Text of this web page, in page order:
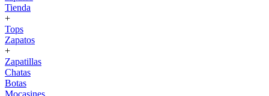
Tienda
+
Tops
Zapatos
+
Zapatillas
Chatas
Botas
Mocasines